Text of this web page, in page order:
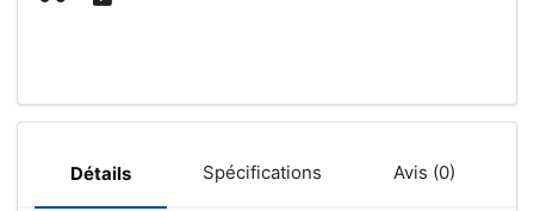
Détails Spécifications Avis (0)